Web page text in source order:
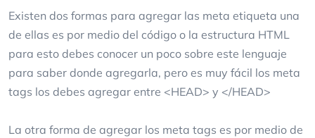
Existen dos formas para agregar las meta etiqueta una
de ellas es por medio del código o la estructura HTML
para esto debes conocer un poco sobre este lenguaje
para saber donde agregarla, pero es muy fácil los meta
tags los debes agregar entre <HEAD> y </HEAD>
La otra forma de agregar los meta tags es por medio de